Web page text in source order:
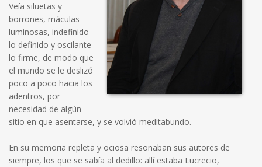
Veía siluetas y
borrones, máculas
luminosas, indefinido
lo definido y oscilante
lo firme, de modo que
el mundo se le deslizó
poco a poco hacia los
adentros, por
necesidad de algún
sitio en que asentarse, y se volvió meditabundo.
En su memoria repleta y ociosa resonaban sus autores de
siempre, los que se sabía al dedillo: allí estaba Lucrecio,